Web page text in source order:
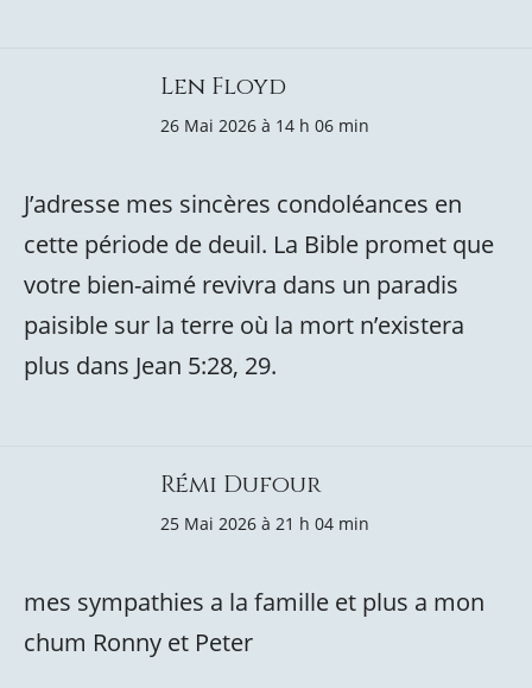
Len Floyd
26 Mai 2026 à 14 h 06 min
J’adresse mes sincères condoléances en
cette période de deuil. La Bible promet que
votre bien-aimé revivra dans un paradis
paisible sur la terre où la mort n’existera
plus dans Jean 5:28, 29.
Rémi Dufour
25 Mai 2026 à 21 h 04 min
mes sympathies a la famille et plus a mon
chum Ronny et Peter